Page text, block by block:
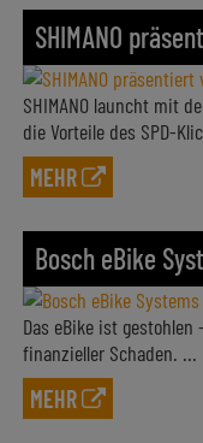
SHIMANO launcht mit
die Vorteile des SPD-
MEHR
Das eBike ist
finanzieller Schaden. ...
MEHR